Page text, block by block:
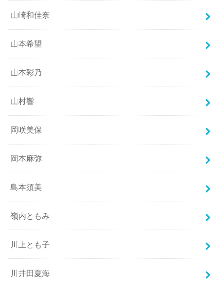
山崎和佳奈
山本希望
山本彩乃
山村響
岡咲美保
岡本麻弥
島本須美
嶺内ともみ
川上とも子
川井田夏海